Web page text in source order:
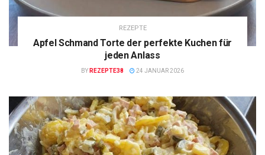
REZEPTE
Apfel Schmand Torte der perfekte Kuchen für
jeden Anlass
BY REZEPTE38 24 JANUAR 2026